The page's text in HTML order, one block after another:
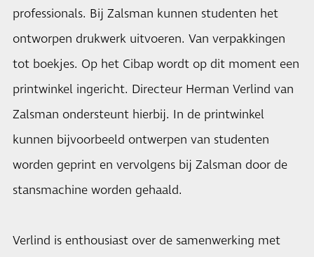
professionals. Bij Zalsman kunnen studenten het
ontworpen drukwerk uitvoeren. Van verpakkingen
tot boekjes. Op het Cibap wordt op dit moment een
printwinkel ingericht. Directeur Herman Verlind van
Zalsman ondersteunt hierbij. In de printwinkel
kunnen bijvoorbeeld ontwerpen van studenten
worden geprint en vervolgens bij Zalsman door de
stansmachine worden gehaald.
Verlind is enthousiast over de samenwerking met